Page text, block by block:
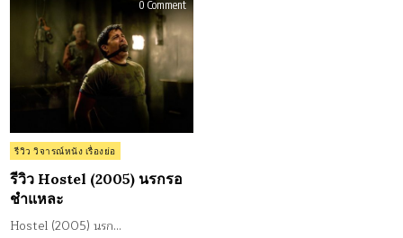
0 Commenton
รีวิว
Hostel
Posted
in
รีวิว วิจารณ์หนัง เรื่องย่อ
รีวิว Hostel (2005) นรกรอ
ชำแหละ
Hostel (2005) นรก…